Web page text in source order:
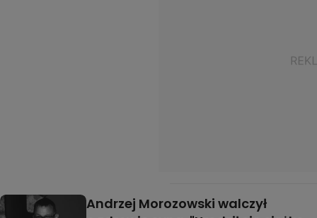
Andrzej Morozowski walczył